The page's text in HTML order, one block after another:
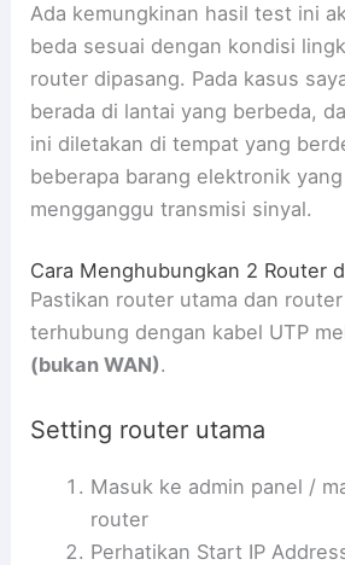
Ada kemungkinan hasil test ini
beda sesuai dengan kondisi
router dipasang. Pada kasus
berada di lantai yang berbeda,
ini diletakan di tempat yang
beberapa barang elektronik
mengganggu transmisi sinyal.
Cara Menghubungkan 2 Router
Pastikan router utama dan
terhubung dengan kabel UTP
(bukan WAN).
Setting router utama
Masuk ke admin panel /
router
Perhatikan Start IP